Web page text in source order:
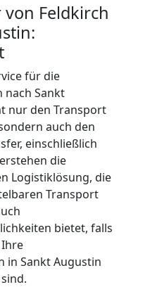
Feldkirch
für die
nach Sankt
nur den Transport
auch den
einschließlich
die
Logistiklösung, die
Transport
bietet, falls
in Sankt Augustin